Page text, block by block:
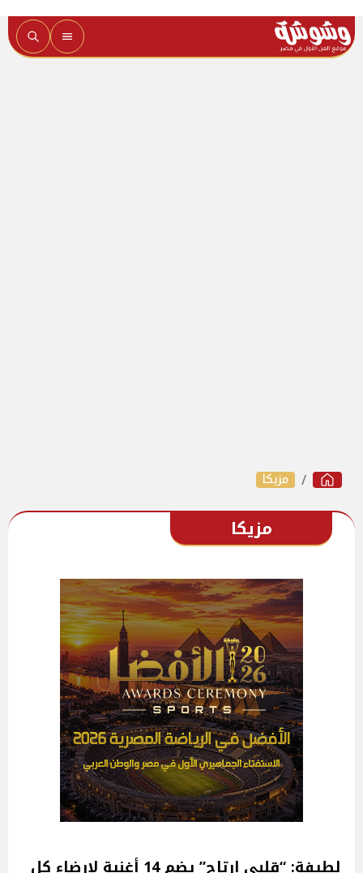
مزيكا
مزيكا
لطيفة: “قلبي ارتاح” يضم 14 أغنية لإرضاء كل